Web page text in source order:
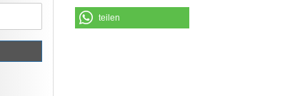
teilen